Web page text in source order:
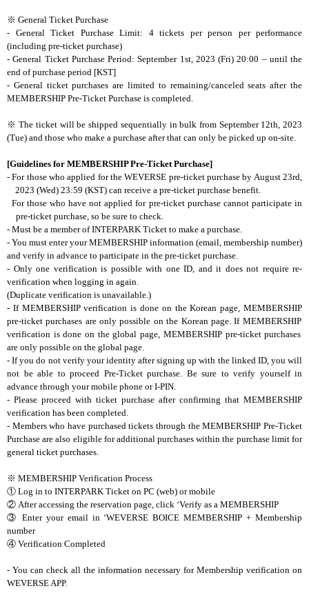
※ General Ticket Purchase
- General Ticket Purchase Limit: 4 tickets per person per performance
(including pre-ticket purchase)
- General Ticket Purchase Period: September 1st, 2023 (Fri) 20:00 – until the
end of purchase period [KST]
- General ticket purchases are limited to remaining/canceled seats after the
MEMBERSHIP Pre-Ticket Purchase is completed.
※The ticket will be shipped sequentially in bulk from September 12th, 2023
(Tue) and those who make a purchase after that can only be picked up on-site.
[Guidelines for MEMBERSHIPPre-Ticket Purchase]
- For those who applied for the WEVERSE pre-ticket purchase by August 23rd,
2023 (Wed) 23:59 (KST) can receive a pre-ticket purchase benefit.
For those who have not applied for pre-ticket purchase cannot participate in
pre-ticket purchase, so be sure to check.
- Must be a member ofINTERPARK Ticket to make a purchase.
- You must enter yourMEMBERSHIP information (email, membership number)
and verify in advance to participate in the pre-ticket purchase.
- Only one verification is possible with one ID, and it does not require re-
verification when logging in again.
(Duplicate verification is unavailable.)
- If MEMBERSHIPverification is done on the Korean page,MEMBERSHIP
pre-ticket purchases are only possible on the Korean page. If MEMBERSHIP
verification is done on the global page, MEMBERSHIPpre-ticket purchases
are only possible on the global page.
- If you do not verify your identity after signing up with the linked ID, you will
not be able to proceed Pre-Ticket purchase. Be sure to verify yourself in
advance through your mobile phone or I-PIN.
- Please proceed with ticket purchase after confirming that MEMBERSHIP
verification has been completed.
- Members who have purchased tickets through theMEMBERSHIP Pre-Ticket
Purchase are also eligible for additional purchases within the purchase limit for
general ticket purchases.
※ MEMBERSHIP Verification Process
① Log in to INTERPARK Ticket on PC (web) or mobile
② After accessing the reservation page, click ‘Verify as a MEMBERSHIP
③ Enter your email in ‘WEVERSEBOICE MEMBERSHIP + Membership
number
④ Verification Completed
- You can check all the information necessary for Membership verification on
WEVERSE APP.